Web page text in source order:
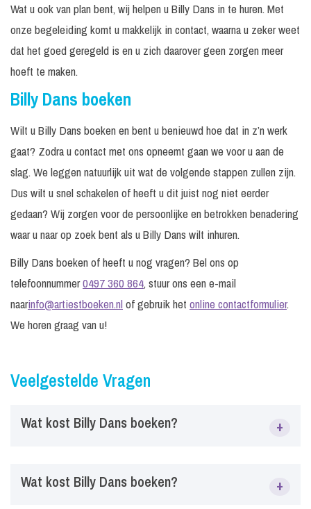
Wat u ook van plan bent, wij helpen u Billy Dans in te huren. Met
onze begeleiding komt u makkelijk in contact, waarna u zeker weet
dat het goed geregeld is en u zich daarover geen zorgen meer
hoeft te maken.
Billy Dans boeken
Wilt u Billy Dans boeken en bent u benieuwd hoe dat in z’n werk
gaat? Zodra u contact met ons opneemt gaan we voor u aan de
slag. We leggen natuurlijk uit wat de volgende stappen zullen zijn.
Dus wilt u snel schakelen of heeft u dit juist nog niet eerder
gedaan? Wij zorgen voor de persoonlijke en betrokken benadering
waar u naar op zoek bent als u Billy Dans wilt inhuren.
Billy Dans boeken of heeft u nog vragen? Bel ons op
telefoonnummer0497 360 864, stuur ons een e-mail
naarinfo@artiestboeken.nlof gebruik het online contactformulier.
We horen graag van u!
Veelgestelde Vragen
Wat kost Billy Dans boeken? +
festivals, bedrijfsfeesten, tentfeesten, evenementen en
Wat kost Billy Dans boeken? +